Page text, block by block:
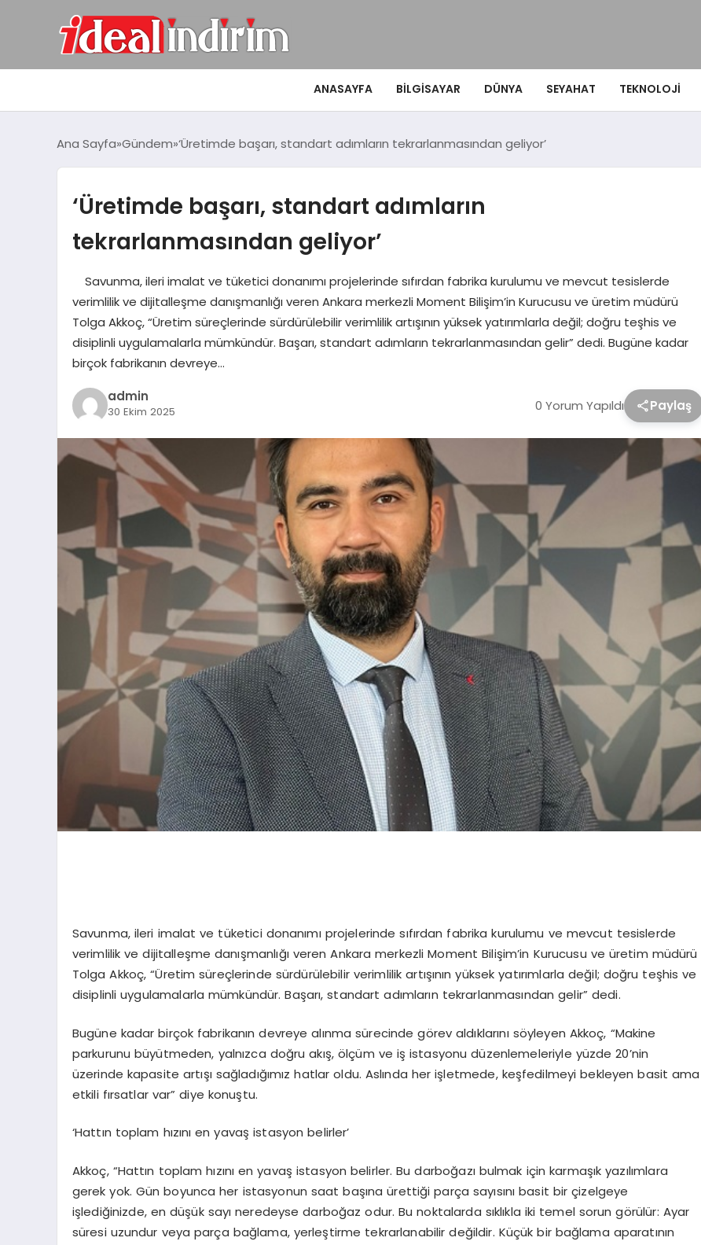
ANASAYFA BILGISAYAR DÜNYA SEYAHAT TEKNOLOJI
Ana Sayfa Gündem ‘Üretimde başarı, standart adımların tekrarlanmasından geliyor’
‘Üretimde başarı, standart adımların
tekrarlanmasından geliyor’
Savunma, ileri imalat ve tüketici donanımı projelerinde sıfırdan fabrika kurulumu ve mevcut tesislerde
verimlilik ve dijitalleşme danışmanlığı veren Ankara merkezli Moment Bilişim’in Kurucusu ve üretim müdürü
Tolga Akkoç, “Üretim süreçlerinde sürdürülebilir verimlilik artışının yüksek yatırımlarla değil; doğru teşhis ve
disiplinli uygulamalarla mümkündür. Başarı, standart adımların tekrarlanmasından gelir” dedi. Bugüne kadar
birçok fabrikanın devreye…
admin
30 Ekim 2025 0 Yorum Yapıldı Paylaş
Savunma, ileri imalat ve tüketici donanımı projelerinde sıfırdan fabrika kurulumu ve mevcut tesislerde
verimlilik ve dijitalleşme danışmanlığı veren Ankara merkezli Moment Bilişim’in Kurucusu ve üretim müdürü
Tolga Akkoç, “Üretim süreçlerinde sürdürülebilir verimlilik artışının yüksek yatırımlarla değil; doğru teşhis ve
disiplinli uygulamalarla mümkündür. Başarı, standart adımların tekrarlanmasından gelir” dedi.
Bugüne kadar birçok fabrikanın devreye alınma sürecinde görev aldıklarını söyleyen Akkoç, “Makine
parkurunu büyütmeden, yalnızca doğru akış, ölçüm ve iş istasyonu düzenlemeleriyle yüzde 20’nin
üzerinde kapasite artışı sağladığımız hatlar oldu. Aslında her işletmede, keşfedilmeyi bekleyen basit ama
etkili fırsatlar var” diye konuştu.
‘Hattın toplam hızını en yavaş istasyon belirler’
Akkoç, “Hattın toplam hızını en yavaş istasyon belirler. Bu darboğazı bulmak için karmaşık yazılımlara
gerek yok. Gün boyunca her istasyonun saat başına ürettiği parça sayısını basit bir çizelgeye
işlediğinizde, en düşük sayı neredeyse darboğaz odur. Bu noktalarda sıklıkla iki temel sorun görülür: Ayar
süresi uzundur veya parça bağlama, yerleştirme tekrarlanabilir değildir. Küçük bir bağlama aparatının